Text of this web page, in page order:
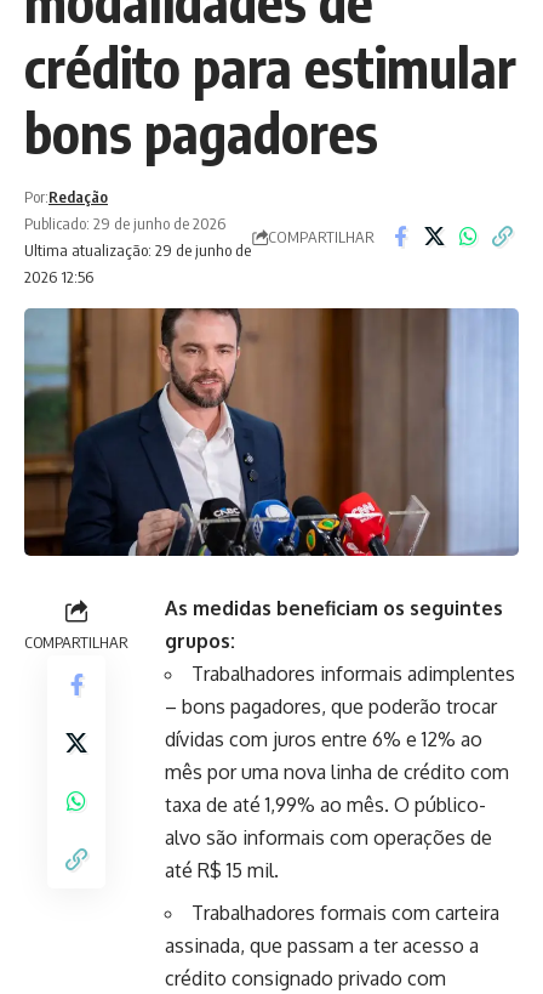
crédito para estimular
bons pagadores
Ultima atualização: 29 de junho de
2026 12:56
Por:Redação
Publicado: 29 de junho de 2026
COMPARTILHAR
COMPARTILHAR
As medidas beneficiam os seguintes
grupos:
Trabalhadores informais adimplentes
– bons pagadores, que poderão trocar
dívidas com juros entre 6% e 12% ao
mês por uma nova linha de crédito com
taxa de até 1,99% ao mês. O público-
alvo são informais com operações de
até R$ 15 mil.
Trabalhadores formais com carteira
assinada, que passam a ter acesso a
crédito consignado privado com